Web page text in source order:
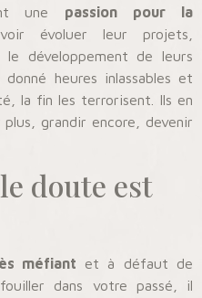
une passion pour la
évoluer leur projets,
développement de leurs
heures inlassables et
la fin les terrorisent. Ils en
grandir encore, devenir
doute est
méfiant et à défaut de
dans votre passé, il